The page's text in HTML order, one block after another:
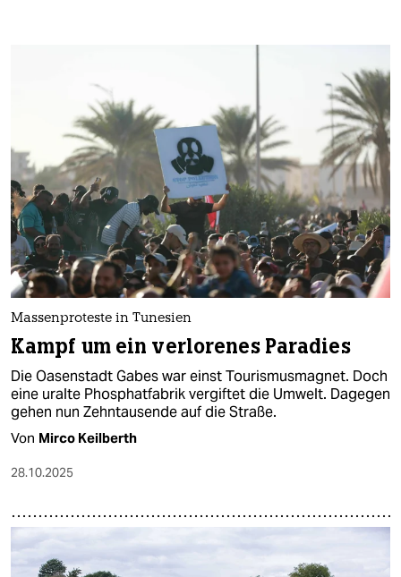
Massenproteste in Tunesien
Kampf um ein verlorenes Paradies
Die Oasenstadt Gabes war einst Tourismusmagnet. Doch
eine uralte Phosphatfabrik vergiftet die Umwelt. Dagegen
gehen nun Zehntausende auf die Straße.
Von Mirco Keilberth
28.10.2025